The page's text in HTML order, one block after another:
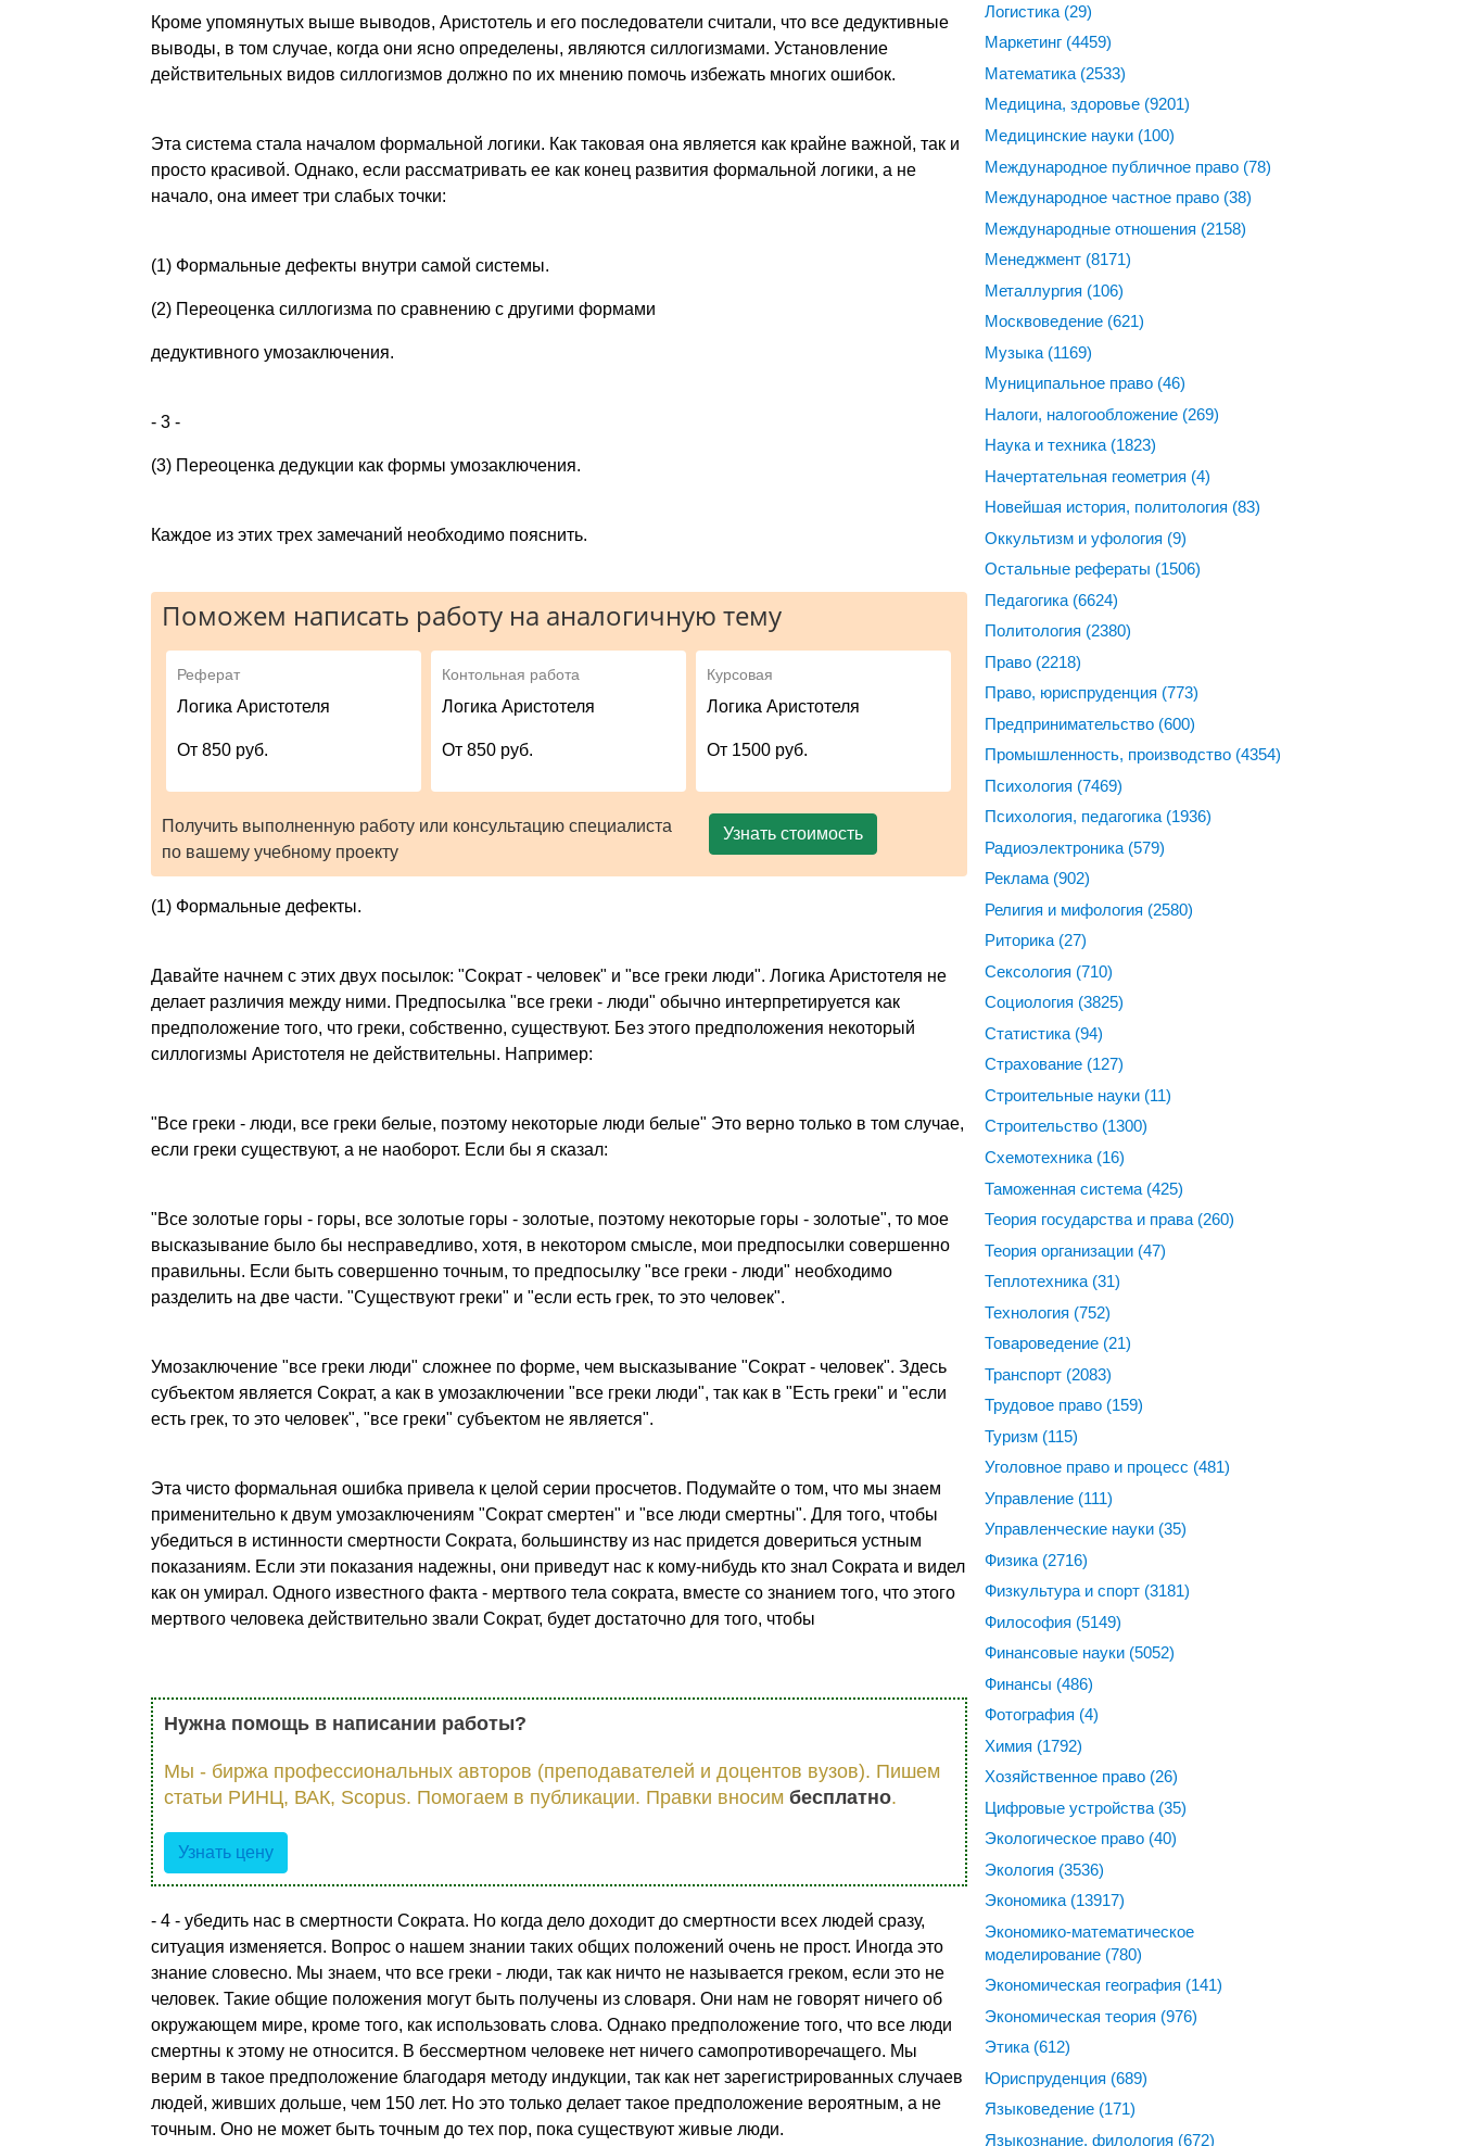
Кроме упомянутых выше выводов, Аристотель и его последователи считали, что все дедуктивные
выводы, в том случае, когда они ясно определены, являются силлогизмами. Установление
действительных видов силлогизмов должно по их мнению помочь избежать многих ошибок.
Эта система стала началом формальной логики. Как таковая она является как крайне важной, так и
просто красивой. Однако, если рассматривать ее как конец развития формальной логики, а не
начало, она имеет три слабых точки:
(1) Формальные дефекты внутри самой системы.
(2) Переоценка силлогизма по сравнению с другими формами
дедуктивного умозаключения.
- 3 -
(3) Переоценка дедукции как формы умозаключения.
Каждое из этих трех замечаний необходимо пояснить.
Поможем написать работу на аналогичную тему
Реферат
Логика Аристотеля
От 850 руб.
Контольная работа
Логика Аристотеля
От 850 руб.
Курсовая
Логика Аристотеля
От 1500 руб.
Получить выполненную работу или консультацию специалиста
по вашему учебному проекту
Узнать стоимость
(1) Формальные дефекты.
Давайте начнем с этих двух посылок: "Сократ - человек" и "все греки люди". Логика Аристотеля не
делает различия между ними. Предпосылка "все греки - люди" обычно интерпретируется как
предположение того, что греки, собственно, существуют. Без этого предположения некоторый
силлогизмы Аристотеля не действительны. Например:
"Все греки - люди, все греки белые, поэтому некоторые люди белые" Это верно только в том случае,
если греки существуют, а не наоборот. Если бы я сказал:
"Все золотые горы - горы, все золотые горы - золотые, поэтому некоторые горы - золотые", то мое
высказывание было бы несправедливо, хотя, в некотором смысле, мои предпосылки совершенно
правильны. Если быть совершенно точным, то предпосылку "все греки - люди" необходимо
разделить на две части. "Существуют греки" и "если есть грек, то это человек".
Умозаключение "все греки люди" сложнее по форме, чем высказывание "Сократ - человек". Здесь
субъектом является Сократ, а как в умозаключении "все греки люди", так как в "Есть греки" и "если
есть грек, то это человек", "все греки" субъектом не является".
Эта чисто формальная ошибка привела к целой серии просчетов. Подумайте о том, что мы знаем
применительно к двум умозаключениям "Сократ смертен" и "все люди смертны". Для того, чтобы
убедиться в истинности смертности Сократа, большинству из нас придется довериться устным
показаниям. Если эти показания надежны, они приведут нас к кому-нибудь кто знал Сократа и видел
как он умирал. Одного известного факта - мертвого тела сократа, вместе со знанием того, что этого
мертвого человека действительно звали Сократ, будет достаточно для того, чтобы
Нужна помощь в написании работы?
Мы - биржа профессиональных авторов (преподавателей и доцентов вузов). Пишем
статьи РИНЦ, ВАК, Scopus. Помогаем в публикации. Правки вносим бесплатно.
Узнать цену
- 4 - убедить нас в смертности Сократа. Но когда дело доходит до смертности всех людей сразу,
ситуация изменяется. Вопрос о нашем знании таких общих положений очень не прост. Иногда это
знание словесно. Мы знаем, что все греки - люди, так как ничто не называется греком, если это не
человек. Такие общие положения могут быть получены из словаря. Они нам не говорят ничего об
окружающем мире, кроме того, как использовать слова. Однако предположение того, что все люди
смертны к этому не относится. В бессмертном человеке нет ничего самопротиворечащего. Мы
верим в такое предположение благодаря методу индукции, так как нет зарегистрированных случаев
людей, живших дольше, чем 150 лет. Но это только делает такое предположение вероятным, а не
точным. Оно не может быть точным до тех пор, пока существуют живые люди.
Логистика (29)
Маркетинг (4459)
Математика (2533)
Медицина, здоровье (9201)
Медицинские науки (100)
Международное публичное право (78)
Международное частное право (38)
Международные отношения (2158)
Менеджмент (8171)
Металлургия (106)
Москвоведение (621)
Музыка (1169)
Муниципальное право (46)
Налоги, налогообложение (269)
Наука и техника (1823)
Начертательная геометрия (4)
Новейшая история, политология (83)
Оккультизм и уфология (9)
Остальные рефераты (1506)
Педагогика (6624)
Политология (2380)
Право (2218)
Право, юриспруденция (773)
Предпринимательство (600)
Промышленность, производство (4354)
Психология (7469)
Психология, педагогика (1936)
Радиоэлектроника (579)
Реклама (902)
Религия и мифология (2580)
Риторика (27)
Сексология (710)
Социология (3825)
Статистика (94)
Страхование (127)
Строительные науки (11)
Строительство (1300)
Схемотехника (16)
Таможенная система (425)
Теория государства и права (260)
Теория организации (47)
Теплотехника (31)
Технология (752)
Товароведение (21)
Транспорт (2083)
Трудовое право (159)
Туризм (115)
Уголовное право и процесс (481)
Управление (111)
Управленческие науки (35)
Физика (2716)
Физкультура и спорт (3181)
Философия (5149)
Финансовые науки (5052)
Финансы (486)
Фотография (4)
Химия (1792)
Хозяйственное право (26)
Цифровые устройства (35)
Экологическое право (40)
Экология (3536)
Экономика (13917)
Экономико-математическое
моделирование (780)
Экономическая география (141)
Экономическая теория (976)
Этика (612)
Юриспруденция (689)
Языковедение (171)
Языкознание, филология (672)